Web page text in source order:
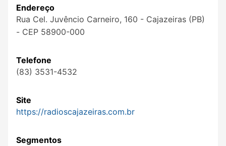
Endereço
Rua Cel. Juvêncio Carneiro, 160 - Cajazeiras (PB)
- CEP 58900-000
Telefone
(83) 3531-4532
Site
https://radioscajazeiras.com.br
Segmentos